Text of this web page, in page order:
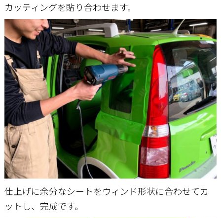
カッティングを貼り合わせます。
仕上げに余分なシートをウィンド形状に合わせてカ
ットし、完成です。